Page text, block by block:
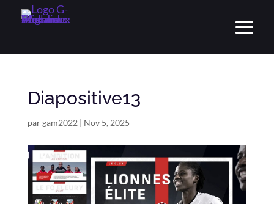
Diapositive13
pargam2022 | Nov 5, 2025